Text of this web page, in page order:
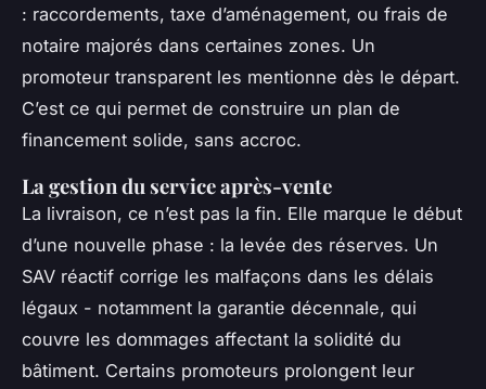
: raccordements, taxe d’aménagement, ou frais de
notaire majorés dans certaines zones. Un
promoteur transparent les mentionne dès le départ.
C’est ce qui permet de construire un plan de
financement solide, sans accroc.
La gestion du service après-vente
La livraison, ce n’est pas la fin. Elle marque le début
d’une nouvelle phase : la levée des réserves. Un
SAV réactif corrige les malfaçons dans les délais
légaux - notamment la garantie décennale, qui
couvre les dommages affectant la solidité du
bâtiment. Certains promoteurs prolongent leur